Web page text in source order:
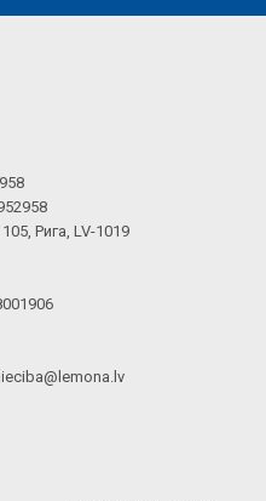
Рига, LV-1019